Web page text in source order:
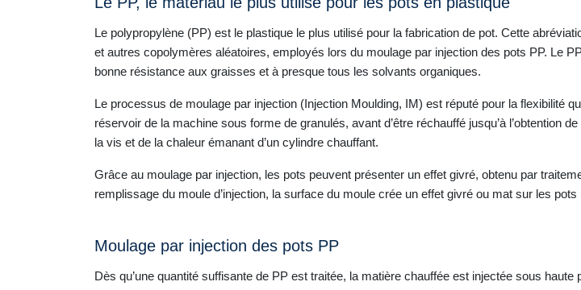
Le polypropylène (PP) est le plastique le plus utilisé pour la fabrication de pot. Cette
et autres copolymères aléatoires, employés lors du moulage par injection des pots PP. Le
bonne résistance aux graisses et à presque tous les solvants organiques.
Le processus de moulage par injection (Injection Moulding, IM) est réputé pour la flexibilité
réservoir de la machine sous forme de granulés, avant d’être réchauffé jusqu’à l’obtention
la vis et de la chaleur émanant d’un cylindre chauffant.
Grâce au moulage par injection, les pots peuvent présenter un effet givré, obtenu par
remplissage du moule d’injection, la surface du moule crée un effet givré ou mat sur les pots
Moulage par injection des pots PP
Dès qu’une quantité suffisante de PP est traitée, la matière chauffée est injectée sous